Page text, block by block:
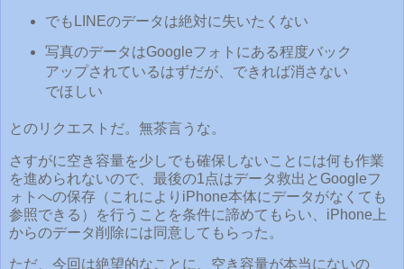
でもLINEのデータは絶対に失いたくない
写真のデータはGoogleフォトにある程度バック
アップされているはずだが、できれば消さない
でほしい
とのリクエストだ。無茶言うな。
さすがに空き容量を少しでも確保しないことには何も作業
を進められないので、最後の1点はデータ救出とGoogleフ
ォトへの保存（これによりiPhone本体にデータがなくても
参照できる）を行うことを条件に諦めてもらい、iPhone上
からのデータ削除には同意してもらった。
ただ、今回は絶望的なことに、空き容量が本当にないの